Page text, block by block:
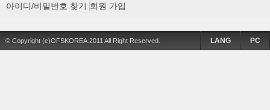
아이디/비밀번호 찾기 회원 가입
© Copyright (c)OFSKOREA.2011 All Right Reserved. PC
LANG